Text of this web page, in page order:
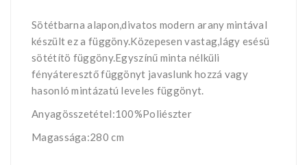
Sötétbarna alapon,divatos modern arany mintával
készült ez a függöny.Közepesen vastag,lágy esésü
sötétítö függöny.Egyszínű minta nélküli
fényáteresztő függönyt javaslunk hozzá vagy
hasonló mintázatú leveles függönyt.
Anyagösszetétel:100%Poliészter
Magassága:280 cm